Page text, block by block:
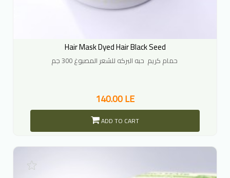
Hair Mask Dyed Hair Black Seed
140.00 LE
ADD TO CART